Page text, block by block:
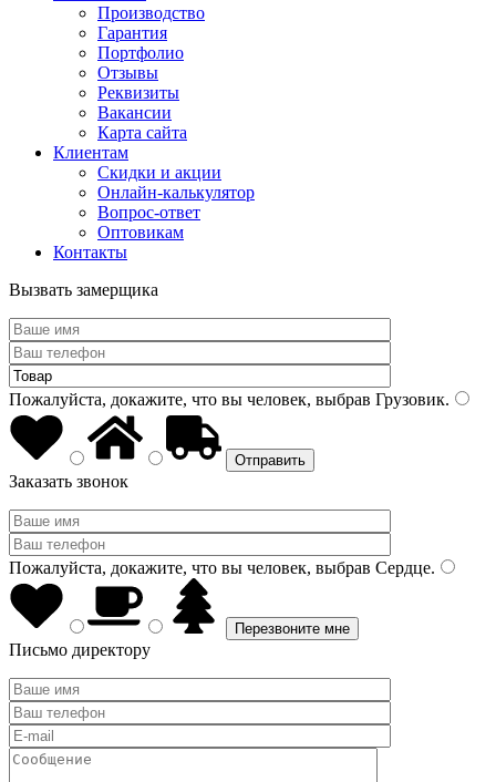
Производство
Гарантия
Портфолио
Отзывы
Реквизиты
Вакансии
Карта сайта
Клиентам
Скидки и акции
Онлайн-калькулятор
Вопрос-ответ
Оптовикам
Контакты
Вызвать замерщика
Пожалуйста, докажите, что вы человек, выбрав Грузовик.
Заказать звонок
Пожалуйста, докажите, что вы человек, выбрав Сердце.
Письмо директору